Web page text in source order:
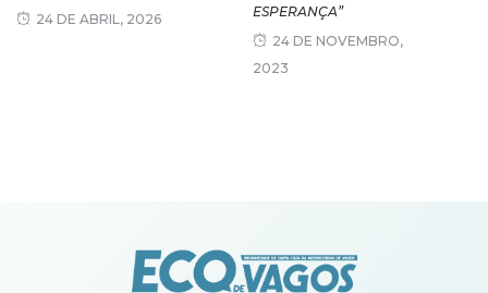
24 DE ABRIL, 2026
ESPERANÇA”
24 DE NOVEMBRO,
2023